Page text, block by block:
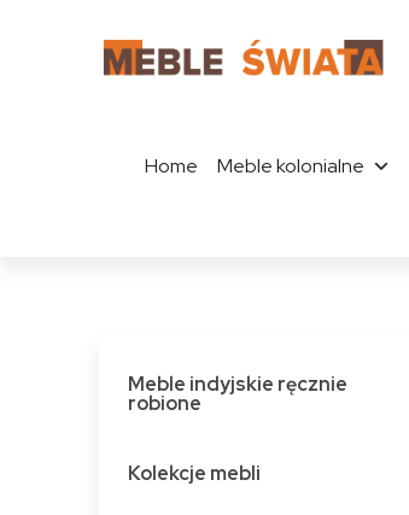
Home Meble kolonialne
Meble indyjskie ręcznie
robione
Kolekcje mebli